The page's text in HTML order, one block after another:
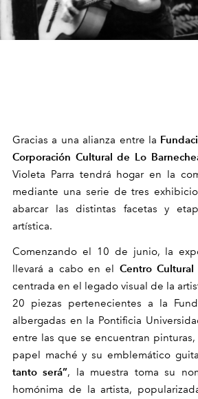
Gracias a una alianza entre la
Corporación Cultural de Lo
Violeta Parra tendrá hogar en la
mediante una serie de tres
abarcar las distintas facetas y
artística.
Comenzando el 10 de junio, la
llevará a cabo en el Centro Cultural
centrada en el legado visual de la
20 piezas pertenecientes a la
albergadas en la Pontificia
entre las que se encuentran
papel maché y su emblemático
tantoserá”, la muestra toma su
homónima de la artista,